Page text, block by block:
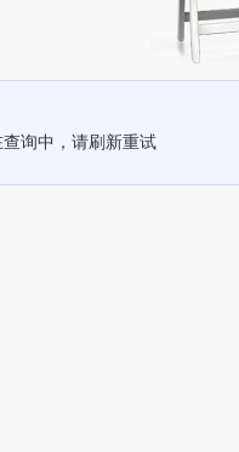
查询中，请刷新重试